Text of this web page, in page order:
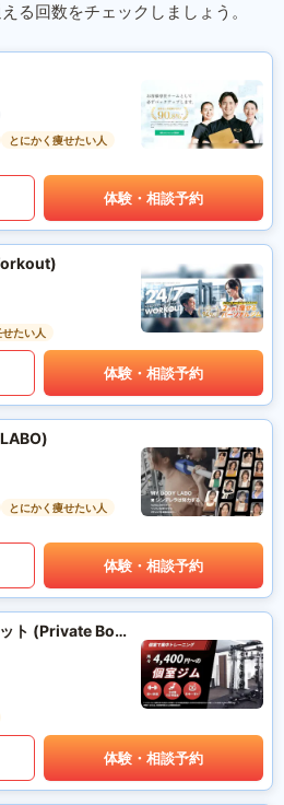
る回数をチェックしましょう。
とにかく痩せたい人
体験・相談予約
たい人
体験・相談予約
とにかく痩せたい人
体験・相談予約
プライベートボックスフィット (Private Box Fit)
体験・相談予約